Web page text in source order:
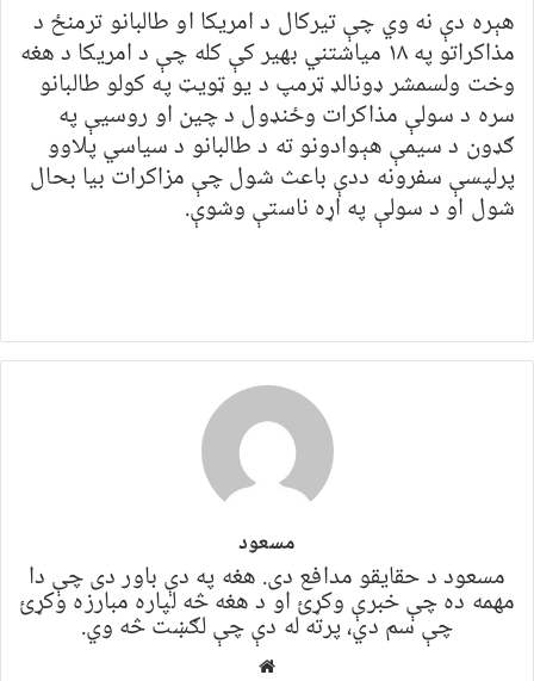
هېره دې نه وي چې تیرکال د امریکا او طالبانو ترمنځ د
مذاکراتو په ۱۸ میاشتني بهیر کې کله چې د امریکا د هغه
وخت ولسمشر ډونالډ ټرمپ د یو ټویټ په کولو طالبانو
سره د سولې مذاکرات وځنډول د چین او روسیې په
ګډون د سیمې هېوادونو ته د طالبانو د سیاسي پلاوو
پرلپسې سفرونه ددې باعث شول چې مزاکرات بیا بحال
شول او د سولې په اړه ناستې وشوې.
مسعود
مسعود د حقایقو مدافع دی. هغه په ​​​​دې باور دی چې دا
مهمه ده چې خبرې وکړئ او د هغه څه لپاره مبارزه وکړئ
چې سم دي، پرته له دې چې لګښت څه وي.